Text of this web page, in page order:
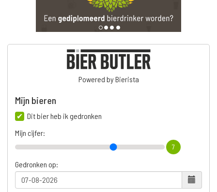
Powered by Bierista
Mijn bieren
Dit bier heb ik gedronken
Mijn cijfer:
7
Gedronken op: